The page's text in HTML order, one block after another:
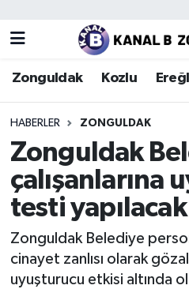
Zonguldak Kozlu
HABERLER ZONGULDAK
Zonguldak
çalışanlarına
testi yapılacak
Zonguldak Belediye
cinayet zanlısı olarak
uyuşturucu etkisi altında
Zonguldak
Kozlu
Çaycuma
Alaplı
Devrek
Zonguldak Nöbetçi
Zonguldak Hava
Zonguldak Trafik
Puan Durumu ve
Tüm Manşetler
Son Dakika Haberleri